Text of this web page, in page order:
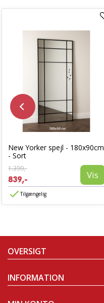
New Yorker spejl - 180x90cm
- Sort
1.399,-
839,- Vis
Tilgængelig
OVERSIGT
INFORMATION